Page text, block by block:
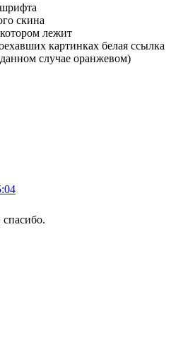
скина
лежит
картинках белая ссылка
случае оранжевом)